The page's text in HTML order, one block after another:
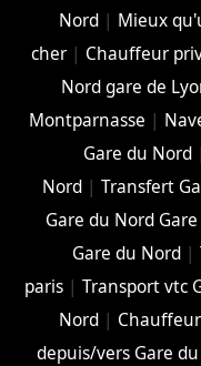
Nord| Mieux
cher| Chauffeur
Nord gare de
Montparnasse |
Gare du Nord|
Nord |Transfert
Gare du Nord
Gare du Nord |
paris| Transport vtc
Nord|
depuis/vers Gare